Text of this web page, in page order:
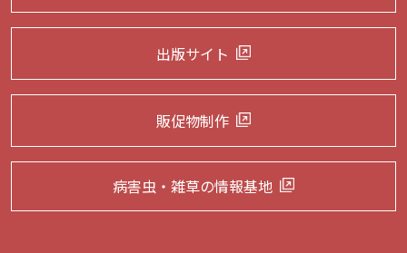
出版サイト
販促物制作
病害虫・雑草の情報基地